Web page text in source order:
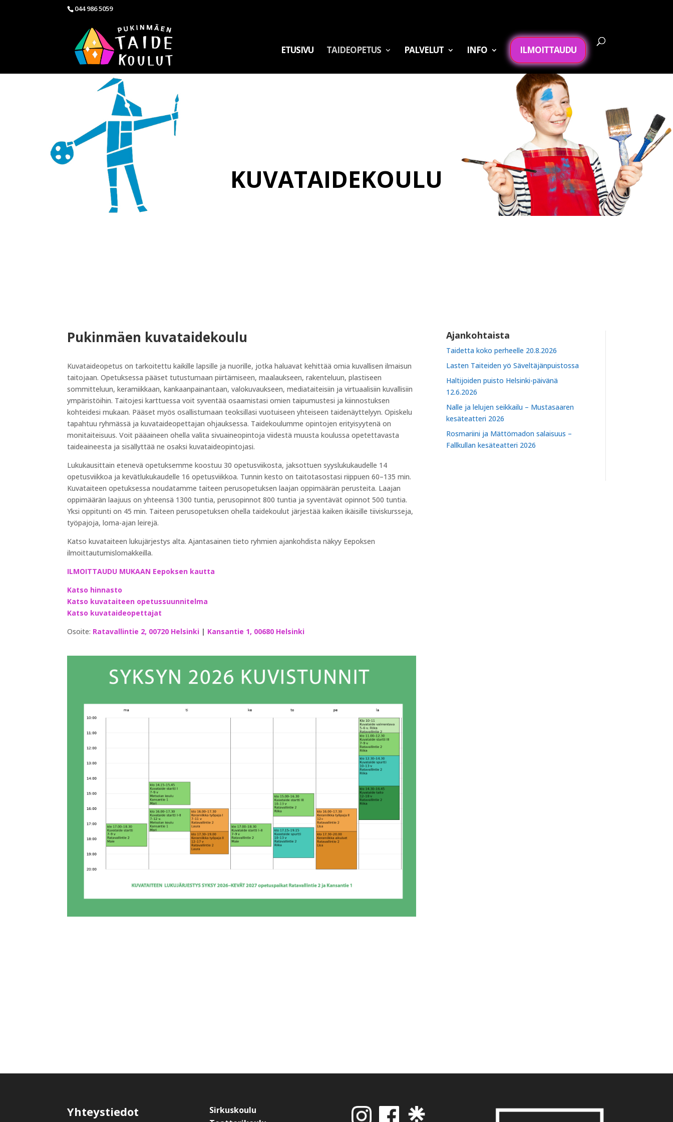
044 986 5059
ETUSIVU TAIDEOPETUS PALVELUT INFO ILMOITTAUDU
KUVATAIDEKOULU
Pukinmäen kuvataidekoulu
Kuvataideopetus on tarkoitettu kaikille lapsille ja nuorille, jotka haluavat kehittää omia kuvallisen ilmaisun
taitojaan. Opetuksessa pääset tutustumaan piirtämiseen, maalaukseen, rakenteluun, plastiseen
sommitteluun, keramiikkaan, kankaanpainantaan, valokuvaukseen, mediataiteisiin ja virtuaalisiin kuvallisiin
ympäristöihin. Taitojesi karttuessa voit syventää osaamistasi omien taipumustesi ja kiinnostuksen
kohteidesi mukaan. Pääset myös osallistumaan teoksillasi vuotuiseen yhteiseen taidenäyttelyyn. Opiskelu
tapahtuu ryhmässä ja kuvataideopettajan ohjauksessa. Taidekoulumme opintojen erityisyytenä on
monitaiteisuus. Voit pääaineen ohella valita sivuaineopintoja viidestä muusta koulussa opetettavasta
taideaineesta ja sisällyttää ne osaksi kuvataideopintojasi.
Lukukausittain etenevä opetuksemme koostuu 30 opetusviikosta, jaksottuen syyslukukaudelle 14
opetusviikkoa ja kevätlukukaudelle 16 opetusviikkoa. Tunnin kesto on taitotasostasi riippuen 60–135 min.
Kuvataiteen opetuksessa noudatamme taiteen perusopetuksen laajan oppimäärän perusteita. Laajan
oppimäärän laajuus on yhteensä 1300 tuntia, perusopinnot 800 tuntia ja syventävät opinnot 500 tuntia.
Yksi oppitunti on 45 min. Taiteen perusopetuksen ohella taidekoulut järjestää kaiken ikäisille tiiviskursseja,
työpajoja, loma-ajan leirejä.
Katso kuvataiteen lukujärjestys alta. Ajantasainen tieto ryhmien ajankohdista näkyy Eepoksen
ilmoittautumislomakkeilla.
ILMOITTAUDU MUKAAN Eepoksen kautta
Katso hinnasto
Katso kuvataiteen opetussuunnitelma
Katso kuvataideopettajat
Osoite: Ratavallintie 2, 00720 Helsinki | Kansantie 1, 00680 Helsinki
Ajankohtaista
Taidetta koko perheelle 20.8.2026
Lasten Taiteiden yö Säveltäjänpuistossa
Haltijoiden puisto Helsinki-päivänä
12.6.2026
Nalle ja lelujen seikkailu – Mustasaaren
kesäteatteri 2026
Rosmariini ja Mättömadon salaisuus –
Fallkullan kesäteatteri 2026
Yhteystiedot
Sirkuskoulu